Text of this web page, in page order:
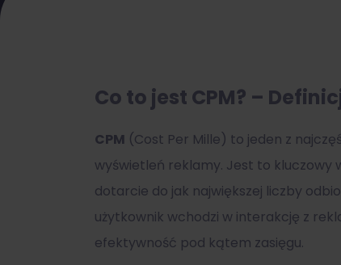
Co to jest CPM? –
CPM (Cost Per Mille) to jeden z
wyświetleń reklamy. Jest to kluczowy
dotarcie do jak największej liczby
użytkownik wchodzi w interakcję z
efektywność pod kątem zasięgu.